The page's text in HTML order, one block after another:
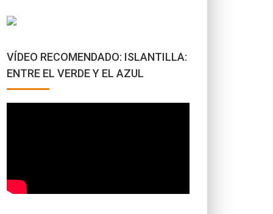
VÍDEO RECOMENDADO: ISLANTILLA:
ENTRE EL VERDE Y EL AZUL